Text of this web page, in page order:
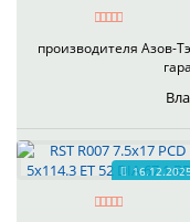
производителя Азов-